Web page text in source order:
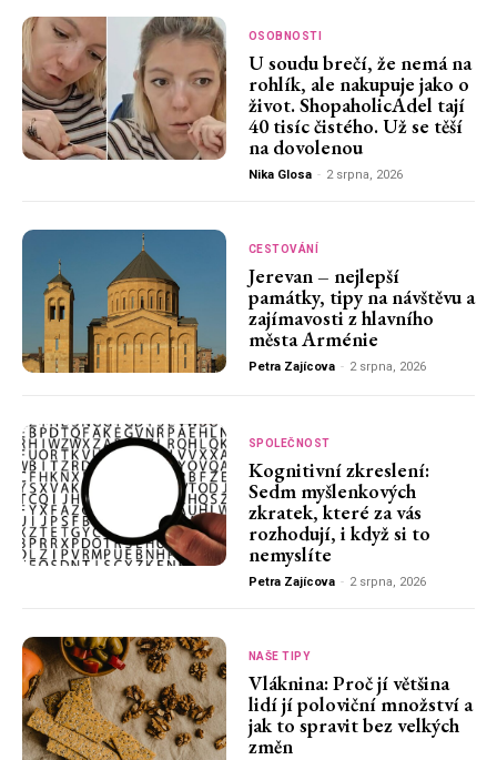
OSOBNOSTI
U soudu brečí, že nemá na
rohlík, ale nakupuje jako o
život. ShopaholicAdel tají
40 tisíc čistého. Už se těší
na dovolenou
Nika Glosa - 2 srpna, 2026
CESTOVÁNÍ
Jerevan – nejlepší
památky, tipy na návštěvu a
zajímavosti z hlavního
města Arménie
Petra Zajícova - 2 srpna, 2026
SPOLEČNOST
Kognitivní zkreslení:
Sedm myšlenkových
zkratek, které za vás
rozhodují, i když si to
nemyslíte
Petra Zajícova - 2 srpna, 2026
NAŠE TIPY
Vláknina: Proč jí většina
lidí jí poloviční množství a
jak to spravit bez velkých
změn